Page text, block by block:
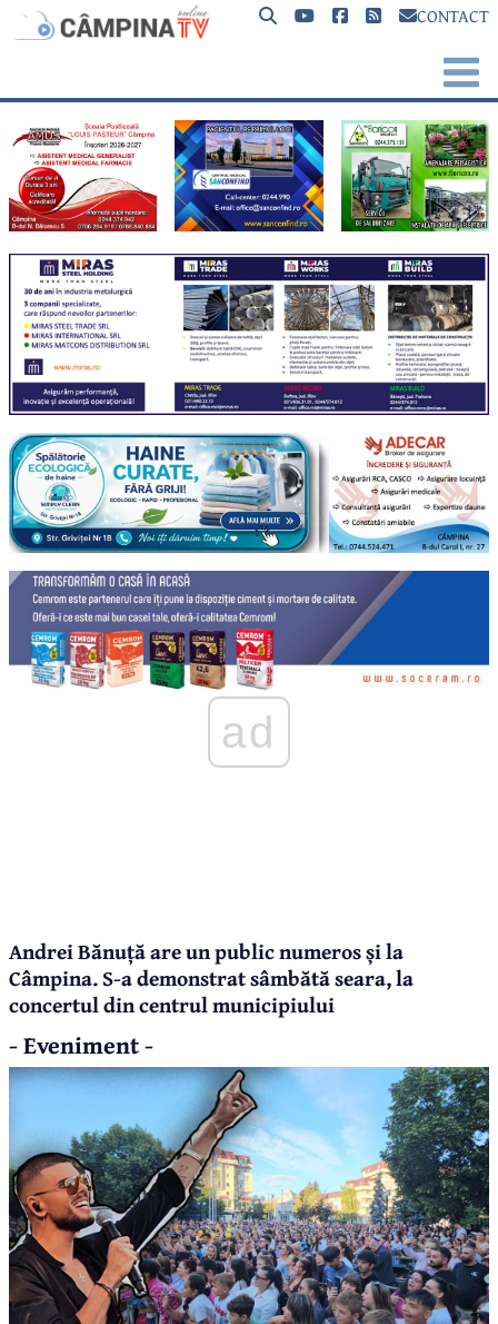
CONTACT
ad
Andrei Bănuță are un public numeros și la
Câmpina. S-a demonstrat sâmbătă seara, la
concertul din centrul municipiului
- Eveniment -